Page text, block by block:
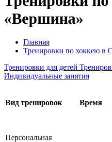
«Вершина»
Главная
Тренировки по хоккею в
Тренировки для детей
Индивидуальные занятия
Вид тренировок Время
Персональная